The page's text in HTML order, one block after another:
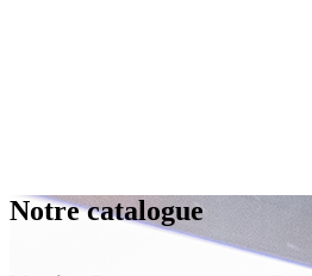
Notre catalogue